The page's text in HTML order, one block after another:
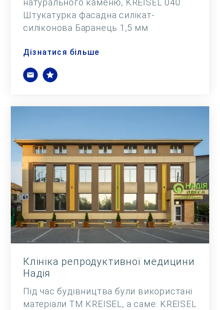
Штукатурка фасадна силікат-
силіконова Баранець 1,5 мм
Дізнатися більше
Клініка репродуктивної медицини
Надія
Під час будівництва були використані
матеріали ТМ KREISEL, а саме: KREISEL